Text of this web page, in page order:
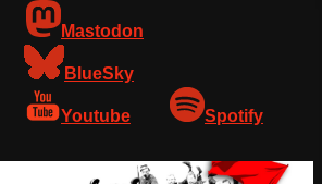
Mastodon
BlueSky
Youtube Spotify